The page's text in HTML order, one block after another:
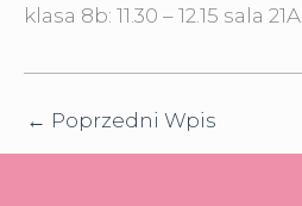
klasa 8b: 11.30 – 12.15 sala 21A
← Poprzedni Wpis